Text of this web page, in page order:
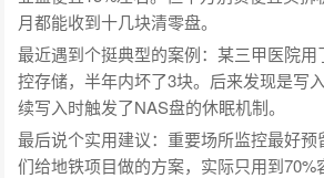
月都能收到十几块清零盘。
最近遇到个挺典型的案例：某三甲医院
控存储，半年内坏了3块。后来发现是写
续写入时触发了NAS盘的休眠机制。
最后说个实用建议：重要场所监控最好
们给地铁项目做的方案，实际只用到70%